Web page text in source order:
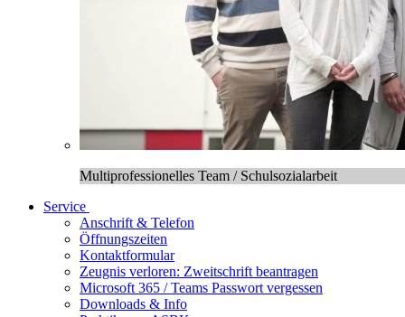
Multiprofessionelles Team / Schulsozialarbeit
Service
Anschrift & Telefon
Öffnungszeiten
Kontaktformular
Zeugnis verloren: Zweitschrift beantragen
Microsoft 365 / Teams Passwort vergessen
Downloads & Info